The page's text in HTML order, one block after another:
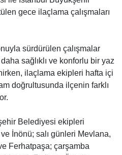
gece ilaçlama çalışmaları
sürdürülen çalışmalar
sağlıklı ve konforlu bir yaz
ilaçlama ekipleri hafta içi
doğrultusunda ilçenin farklı
Belediyesi ekipleri
İnönü; salı günleri Mevlana,
Ferhatpaşa; çarşamba